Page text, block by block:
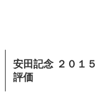
安田記念 ２０１５
評価